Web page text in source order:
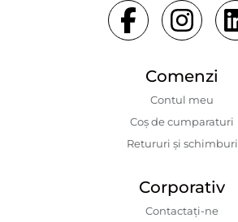
Comenzi
Contul meu
Coș de cumparaturi
Retururi și schimburi
Corporativ
Contactaţi-ne